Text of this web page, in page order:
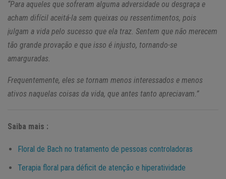
“Para aqueles que sofreram alguma adversidade ou desgraça e
acham difícil aceitá-la sem queixas ou ressentimentos, pois
julgam a vida pelo sucesso que ela traz. Sentem que não merecem
tão grande provação e que isso é injusto, tornando-se
amarguradas.
Frequentemente, eles se tornam menos interessados e menos
ativos naquelas coisas da vida, que antes tanto apreciavam.”
Saiba mais :
Floral de Bach no tratamento de pessoas controladoras
Terapia floral para déficit de atenção e hiperatividade